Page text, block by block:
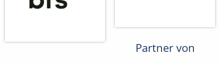
Partner von